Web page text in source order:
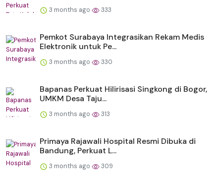
3 months ago 333
Pemkot Surabaya Integrasikan Rekam Medis
Elektronik untuk Pe...
3 months ago 330
Bapanas Perkuat Hilirisasi Singkong di Bogor,
UMKM Desa Taju...
3 months ago 313
Primaya Rajawali Hospital Resmi Dibuka di
Bandung, Perkuat L...
3 months ago 309